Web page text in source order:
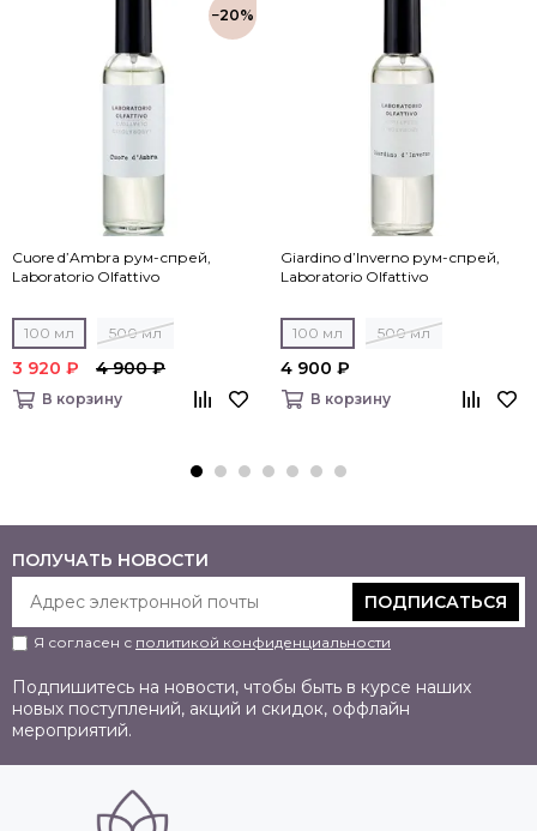
−20%
Cuore d’Ambra рум-спрей,
Laboratorio Olfattivo
100 мл 500 мл
3 920 ₽ 4 900 ₽
В корзину
Giardino d’Inverno рум-спрей,
Laboratorio Olfattivo
100 мл 500 мл
4 900 ₽
В корзину
ПОЛУЧАТЬ НОВОСТИ
ПОДПИСАТЬСЯ
Я согласен с политикой конфиденциальности
Подпишитесь на новости, чтобы быть в курсе наших
новых поступлений, акций и скидок, оффлайн
мероприятий.